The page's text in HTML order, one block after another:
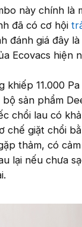
này chính là
đã có cơ hội
đánh giá đây
Ecovacs hiện
11.000
sản phẩm
chổi lau có
chế giặt chổi
thảm, có
lại nếu chưa